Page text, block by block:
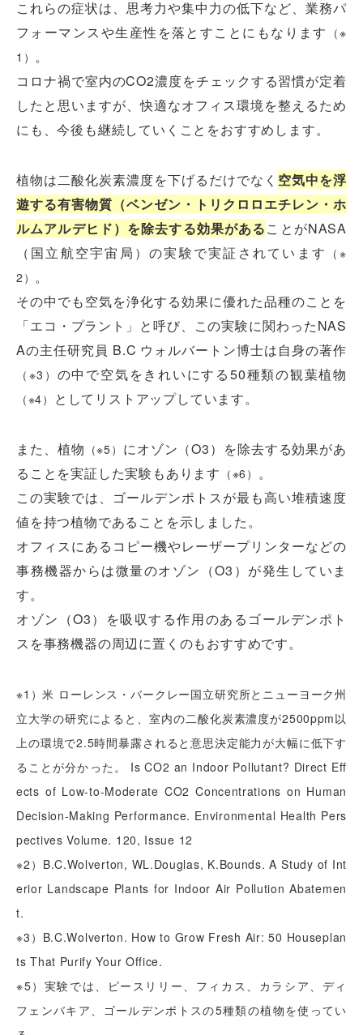
これらの症状は、思考力や集中力の低下など、業務パ
フォーマンスや生産性を落とすことにもなります （※
1） 。
コロナ禍で室内のCO2濃度をチェックする習慣が定着
したと思いますが、快適なオフィス環境を整えるため
にも、今後も継続していくことをおすすめします。
植物は二酸化炭素濃度を下げるだけでなく 空気中を浮
遊する有害物質（ベンゼン・トリクロロエチレン・ホ
ルムアルデヒド）を除去する効果があることがNASA
（国立航空宇宙局）の実験で実証されています （※
2） 。
その中でも空気を浄化する効果に優れた品種のことを
「エコ・プラント」と呼び、この実験に関わったNAS
Aの主任研究員 B.C ウォルバートン博士は自身の著作
（※3） の中で空気をきれいにする50種類の観葉植物
（※4） としてリストアップしています。
また、植物 （※5） にオゾン（O3）を除去する効果があ
ることを実証した実験もあります （※6） 。
この実験では、ゴールデンポトスが最も高い堆積速度
値を持つ植物であることを示しました。
オフィスにあるコピー機やレーザープリンターなどの
事務機器からは微量のオゾン（O3）が発生していま
す。
オゾン（O3）を吸収する作用のあるゴールデンポト
スを事務機器の周辺に置くのもおすすめです。
※1）米 ローレンス・バークレー国立研究所とニューヨーク州
立大学の研究によると、室内の二酸化炭素濃度が2500ppm以
上の環境で2.5時間暴露されると意思決定能力が大幅に低下す
ることが分かった。 Is CO2 an Indoor Pollutant? Direct Eff
ects of Low-to-Moderate CO2 Concentrations on Human
Decision-Making Performance. Environmental Health Pers
pectives Volume. 120, Issue 12
※2）B.C.Wolverton, WL.Douglas, K.Bounds. A Study of Int
erior Landscape Plants for Indoor Air Pollution Abatemen
t.
※3）B.C.Wolverton. How to Grow Fresh Air: 50 Houseplan
ts That Purify Your Office.
※5）実験では、ピースリリー、フィカス、カラシア、ディ
フェンバキア、ゴールデンポトスの5種類の植物を使ってい